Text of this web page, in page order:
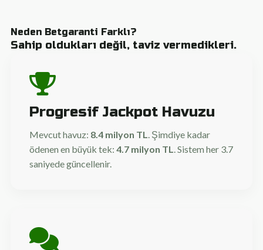
Neden Betgaranti Farklı?
Sahip oldukları değil, taviz vermedikleri.
Progresif Jackpot Havuzu
Mevcut havuz: 8.4 milyon TL. Şimdiye kadar
ödenen en büyük tek: 4.7 milyon TL. Sistem her 3.7
saniyede güncellenir.